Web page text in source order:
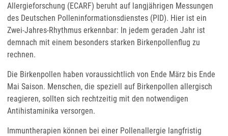
Allergieforschung (ECARF) beruht auf langjährigen Messungen
des Deutschen Polleninformationsdienstes (PID). Hier ist ein
Zwei-Jahres-Rhythmus erkennbar: In jedem geraden Jahr ist
demnach mit einem besonders starken Birkenpollenflug zu
rechnen.
Die Birkenpollen haben voraussichtlich von Ende März bis Ende
Mai Saison. Menschen, die speziell auf Birkenpollen allergisch
reagieren, sollten sich rechtzeitig mit den notwendigen
Antihistaminika versorgen.
Immuntherapien können bei einer Pollenallergie langfristig